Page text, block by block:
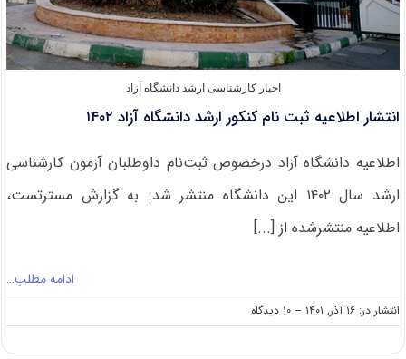
اخبار کارشناسی ارشد دانشگاه آزاد
انتشار اطلاعیه ثبت نام کنکور ارشد دانشگاه آزاد ۱۴۰۲
اطلاعیه دانشگاه آزاد درخصوص ثبت‌نام داوطلبان آزمون کارشناسی
ارشد سال ۱۴۰۲ این دانشگاه منتشر شد. به گزارش مسترتست،
اطلاعیه منتشرشده از [...]
ادامه مطلب…
انتشار در: ۱۶ آذر, ۱۴۰۱ -- ۱۰ دیدگاه
on
انتشار